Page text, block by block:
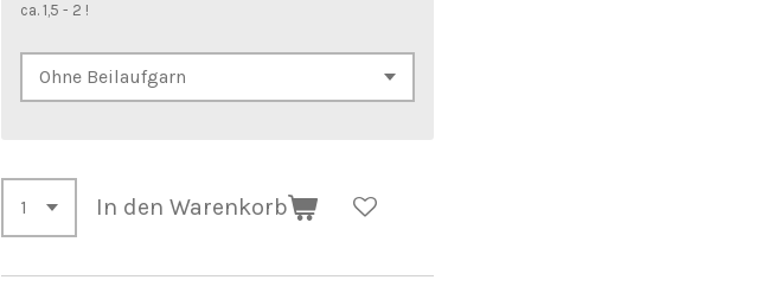
ca. 1,5 - 2 !
In den Warenkorb